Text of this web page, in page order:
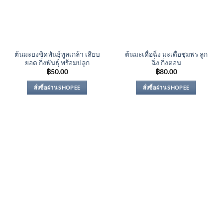
ต้นมะยงชิดพันธุ์ทูลเกล้า เสียบ
ยอด กิ่งพันธุ์ พร้อมปลูก
฿50.00
สั่งซื้อผ่าน SHOPEE
ต้นมะเดื่อฉิ่ง มะเดื่อชุมพร ลูก
ฉิ่ง กิ่งตอน
฿80.00
สั่งซื้อผ่าน SHOPEE